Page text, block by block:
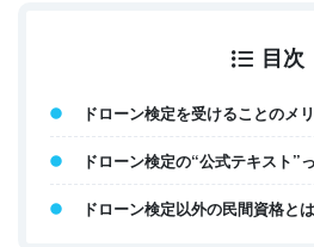
目次
ドローン検定を受けることのメ
ドローン検定の“公式テキスト”
ドローン検定以外の民間資格と